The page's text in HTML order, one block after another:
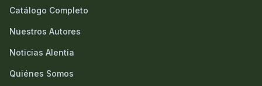
Catálogo Completo
Nuestros Autores
Noticias Alentia
Quiénes Somos